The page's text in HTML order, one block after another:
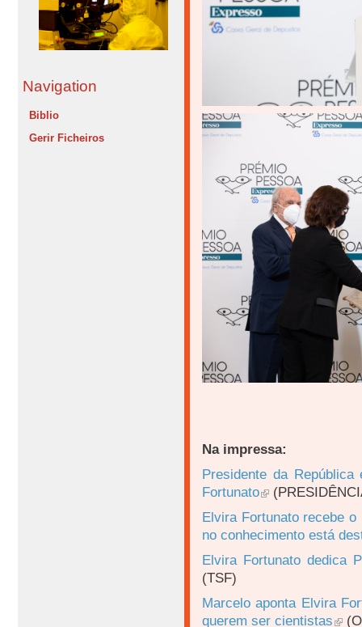
Navigation
Biblio
Gerir Ficheiros
Na impressa:
Presidente da
Fortunato
Elvira Fortunato recebe
no conhecimento está
Elvira Fortunato dedica
(TSF)
Marcelo aponta Elvira
querem ser cientistas